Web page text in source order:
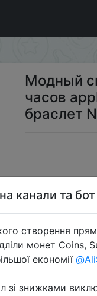
часов apple
Модный
часов
браслет
канали та
створення
монет Coins,
економії
зі знижками